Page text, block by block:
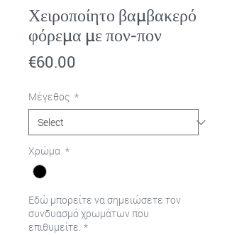
Χειροποίητο βαμβακερό
φόρεμα με πον-πον
€60.00
Μέγεθος *
Χρώμα *
Εδώ μπορείτε να σημειώσετε τον
συνδυασμό χρωμάτων που
επιθυμείτε. *